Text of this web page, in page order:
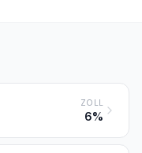
ZOLL
6%